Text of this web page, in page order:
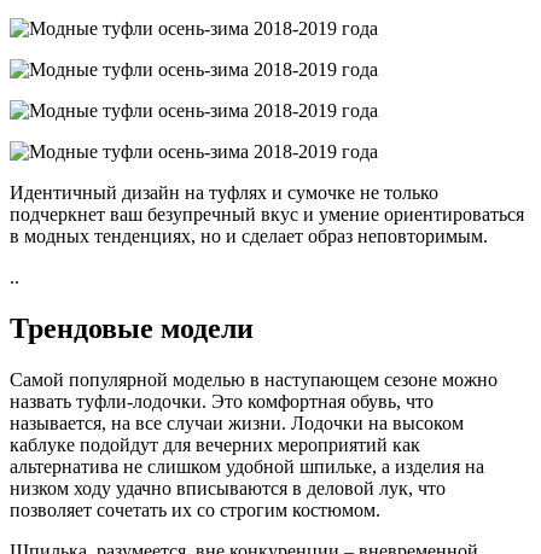
Идентичный дизайн на туфлях и сумочке не только
подчеркнет ваш безупречный вкус и умение ориентироваться
в модных тенденциях, но и сделает образ неповторимым.
..
Трендовые модели
Самой популярной моделью в наступающем сезоне можно
назвать туфли-лодочки. Это комфортная обувь, что
называется, на все случаи жизни. Лодочки на высоком
каблуке подойдут для вечерних мероприятий как
альтернатива не слишком удобной шпильке, а изделия на
низком ходу удачно вписываются в деловой лук, что
позволяет сочетать их со строгим костюмом.